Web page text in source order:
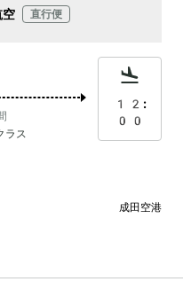
空 直行便
ラス
12:
00
成田空港